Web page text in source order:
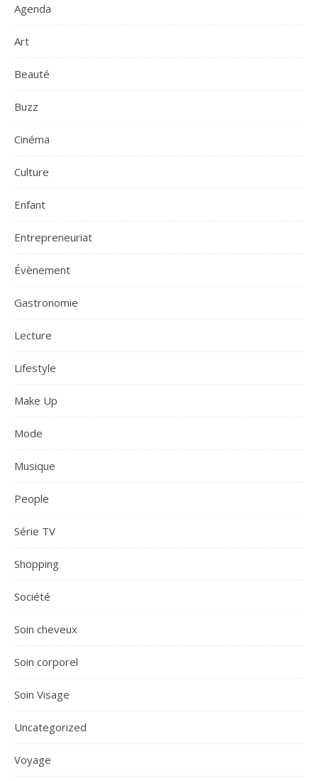
Agenda
Art
Beauté
Buzz
Cinéma
Culture
Enfant
Entrepreneuriat
Évènement
Gastronomie
Lecture
Lifestyle
Make Up
Mode
Musique
People
Série TV
Shopping
Société
Soin cheveux
Soin corporel
Soin Visage
Uncategorized
Voyage